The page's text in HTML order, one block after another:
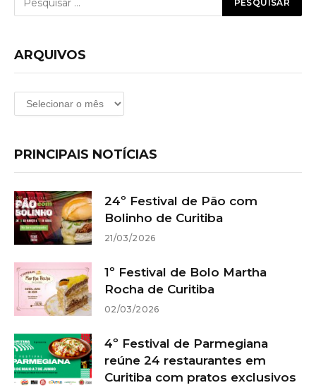
ARQUIVOS
Arquivos
PRINCIPAIS NOTÍCIAS
24º Festival de Pão com
Bolinho de Curitiba
21/03/2026
1º Festival de Bolo Martha
Rocha de Curitiba
02/03/2026
4º Festival de Parmegiana
reúne 24 restaurantes em
Curitiba com pratos exclusivos